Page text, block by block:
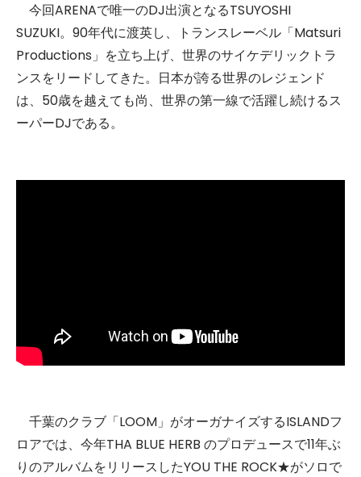
今回ARENAで唯⼀のDJ出演となるTSUYOSHI
SUZUKI。90年代に渡英し、トランスレーベル「Matsuri
Productions」を⽴ち上げ、世界のサイケデリックトラ
ンスをリードしてきた。⽇本が誇る世界のレジェンド
は、50歳を越えても尚、世界の第⼀線で活躍し続けるス
ーパーDJである。
千葉のクラブ「LOOM」がオーガナイズするISLANDフ
ロアでは、今年THA BLUE HERB のプロデュースで11年ぶ
りのアルバムをリリースしたYOU THE ROCK★がソロで